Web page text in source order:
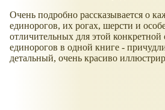
Очень подробно рассказывается о
единорогов, их рогах, шерсти и
отличительных для этой
единорогов в одной книге -
детальный, очень красиво